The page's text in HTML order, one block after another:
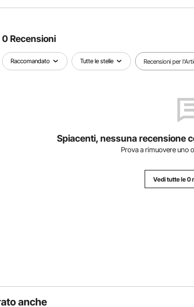
0 Recensioni
Raccomandato Tutte le stelle Recensioni per
Spiacenti, nessuna recensione
Prova a rimuovere uno
Vedi tutte le 0
anche